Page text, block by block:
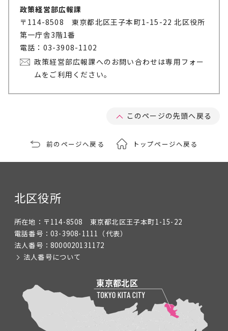
政策経営部広報課
〒114-8508 東京都北区王子本町1-15-22 北区役所
第一庁舎3階1番
電話：03-3908-1102
政策経営部広報課へのお問い合わせは専用フォー
ムをご利用ください。
このページの先頭へ戻る
前のページへ戻る トップページへ戻る
北区役所
所在地： 〒114-8508 東京都北区王子本町1-15-22
電話番号： 03-3908-1111 （代表）
法人番号： 8000020131172
法人番号について